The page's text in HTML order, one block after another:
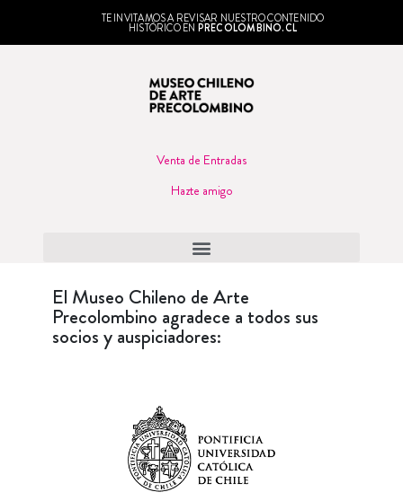
TE INVITAMOS A REVISAR NUESTRO CONTENIDO
HISTÓRICO EN PRECOLOMBINO.CL
Venta de Entradas
Hazte amigo
El Museo Chileno de Arte
Precolombino agradece a todos sus
socios y auspiciadores: